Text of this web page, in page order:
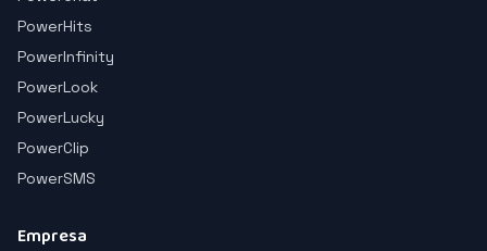
PowerHits
PowerInfinity
PowerLook
PowerLucky
PowerClip
PowerSMS
Empresa